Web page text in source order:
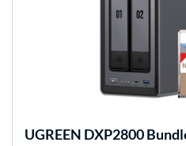
UGREEN DXP2800